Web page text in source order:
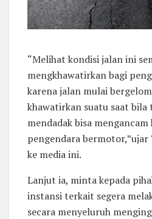
“Melihat kondisi jalan ini
mengkhawatirkan bagi
karena jalan mulai
khawatirkan suatu saat
mendadak bisa
pengendara
ke media ini.
Lanjut ia, minta kepada
instansi terkait segera
secara menyeluruh